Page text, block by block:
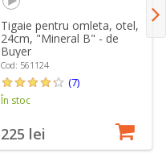
Tigaie pentru omleta, otel,
24cm, "Mineral B" - de
Buyer
Cod: 561124
(7)
În stoc
225 lei